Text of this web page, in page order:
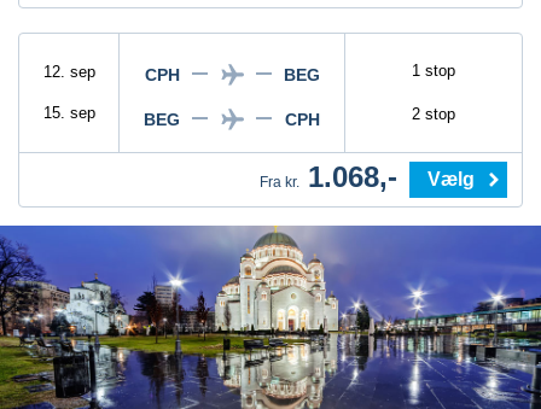
12. sep
15. sep
CPH BEG
BEG CPH
1 stop
2 stop
Fra kr. 1.068,- Vælg